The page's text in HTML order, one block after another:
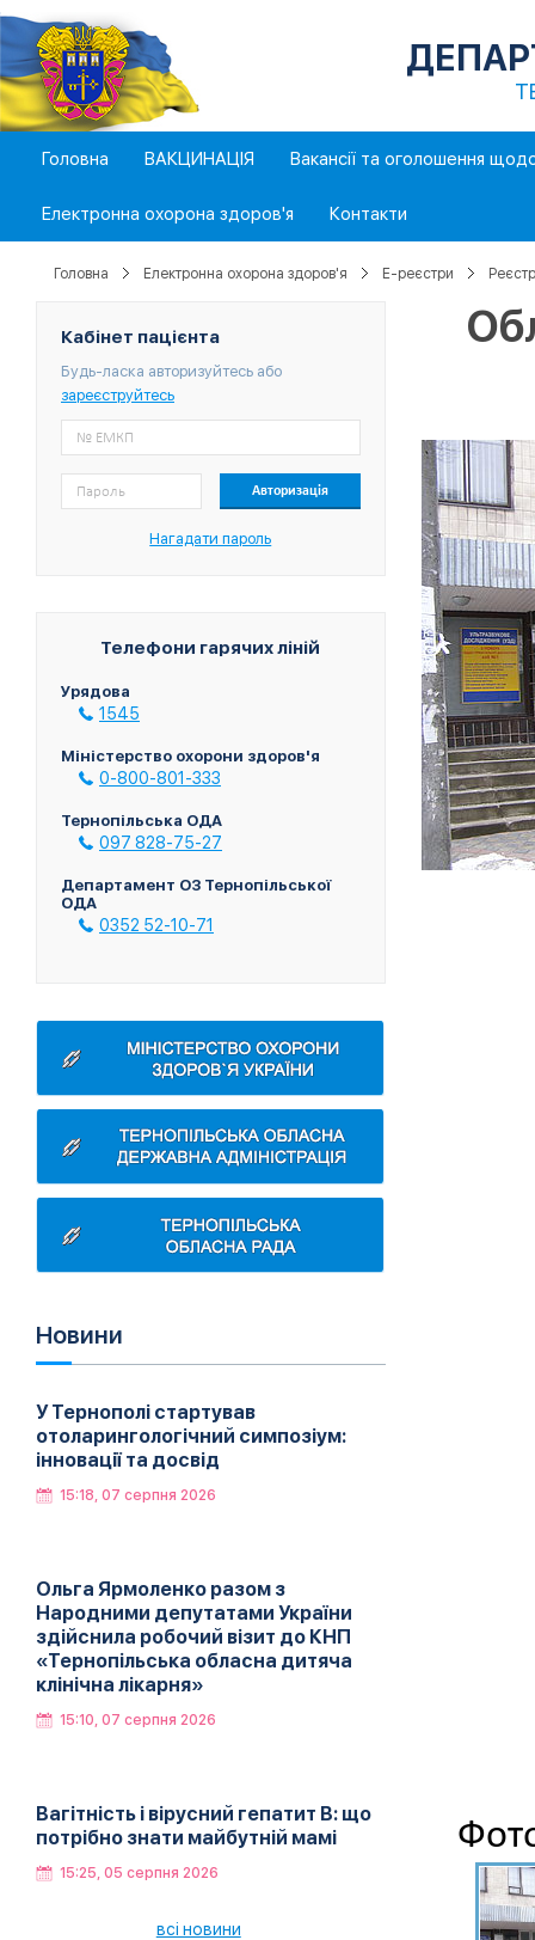
Головна ВАКЦИНАЦІЯ Вакансії та оголошення
Електронна охорона здоров'я Контакти
Головна Електронна охорона здоров'я E-реєстри
Кабінет пацієнта
Будь-ласка авторизуйтесь або
зареєструйтесь
Нагадати пароль
Телефони гарячих ліній
Урядова
1545
Міністерство охорони здоров'я
0-800-801-333
Тернопільська ОДА
097 828-75-27
Департамент ОЗ Тернопільської
ОДА
0352 52-10-71
Новини
У Тернополі стартував
отоларингологічний симпозіум:
інновації та досвід
15:18, 07 серпня 2026
Ольга Ярмоленко разом з
Народними депутатами України
здійснила робочий візит до КНП
«Тернопільська обласна дитяча
клінічна лікарня»
15:10, 07 серпня 2026
Вагітність і вірусний гепатит В: що
потрібно знати майбутній мамі
15:25, 05 серпня 2026
всі новини